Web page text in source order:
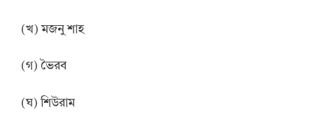
(খ) মজনু শাহ
(গ) ভৈরব
(ঘ) শিউরাম